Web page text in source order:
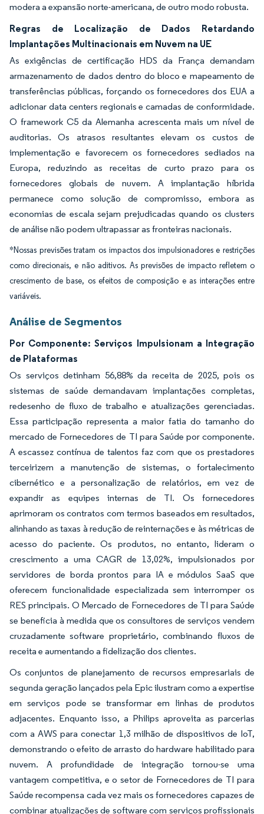
modera a expansão norte-americana, de outro modo robusta.
Regras de Localização de Dados Retardando
Implantações Multinacionais em Nuvem na UE
As exigências de certificação HDS da França demandam
armazenamento de dados dentro do bloco e mapeamento de
transferências públicas, forçando os fornecedores dos EUA a
adicionar data centers regionais e camadas de conformidade.
O framework C5 da Alemanha acrescenta mais um nível de
auditorias. Os atrasos resultantes elevam os custos de
implementação e favorecem os fornecedores sediados na
Europa, reduzindo as receitas de curto prazo para os
fornecedores globais de nuvem. A implantação híbrida
permanece como solução de compromisso, embora as
economias de escala sejam prejudicadas quando os clusters
de análise não podem ultrapassar as fronteiras nacionais.
*Nossas previsões tratam os impactos dos impulsionadores e restrições
como direcionais, e não aditivos. As previsões de impacto refletem o
crescimento de base, os efeitos de composição e as interações entre
variáveis.
Análise de Segmentos
Por Componente: Serviços Impulsionam a Integração
de Plataformas
Os serviços detinham 56,88% da receita de 2025, pois os
sistemas de saúde demandavam implantações completas,
redesenho de fluxo de trabalho e atualizações gerenciadas.
Essa participação representa a maior fatia do tamanho do
mercado de Fornecedores de TI para Saúde por componente.
A escassez contínua de talentos faz com que os prestadores
terceirizem a manutenção de sistemas, o fortalecimento
cibernético e a personalização de relatórios, em vez de
expandir as equipes internas de TI. Os fornecedores
aprimoram os contratos com termos baseados em resultados,
alinhando as taxas à redução de reinternações e às métricas de
acesso do paciente. Os produtos, no entanto, lideram o
crescimento a uma CAGR de 13,02%, impulsionados por
servidores de borda prontos para IA e módulos SaaS que
oferecem funcionalidade especializada sem interromper os
RES principais. O Mercado de Fornecedores de TI para Saúde
se beneficia à medida que os consultores de serviços vendem
cruzadamente software proprietário, combinando fluxos de
receita e aumentando a fidelização dos clientes.
Os conjuntos de planejamento de recursos empresariais de
segunda geração lançados pela Epic ilustram como a expertise
em serviços pode se transformar em linhas de produtos
adjacentes. Enquanto isso, a Philips aproveita as parcerias
com a AWS para conectar 1,3 milhão de dispositivos de IoT,
demonstrando o efeito de arrasto do hardware habilitado para
nuvem. A profundidade de integração tornou-se uma
vantagem competitiva, e o setor de Fornecedores de TI para
Saúde recompensa cada vez mais os fornecedores capazes de
combinar atualizações de software com serviços profissionais